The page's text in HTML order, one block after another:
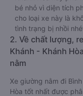
bé nhỏ vì diện tích
cho loại xe này là
tình trạng bị nhồi
2. Về chất lượng,
Khánh - Khánh
nằm
Xe giường nằm đi
Hòa tốt nhất được